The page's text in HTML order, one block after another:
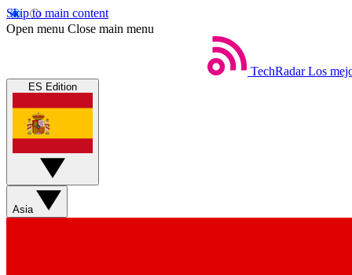
Skip to main content
Open menu Close main menu
TechRadar Los
ES Edition
Asia